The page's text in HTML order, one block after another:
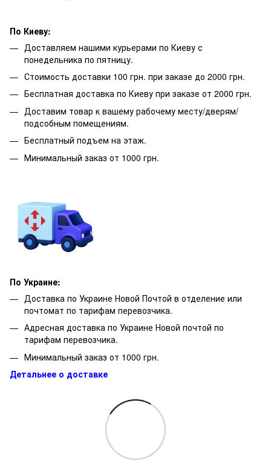
По Киеву:
Доставляем нашими курьерами по Киеву с
понедельника по пятницу.
Стоимость доставки 100 грн. при заказе до 2000 грн.
Бесплатная доставка по Киеву при заказе от 2000 грн.
Доставим товар к вашему рабочему месту/дверям/
подсобным помещениям.
Бесплатный подъем на этаж.
Минимальный заказ от 1000 грн.
По Украине:
Доставка по Украине Новой Почтой в отделение или
почтомат по тарифам перевозчика.
Адресная доставка по Украине Новой почтой по
тарифам перевозчика.
Минимальный заказ от 1000 грн.
Детальнее о доставке